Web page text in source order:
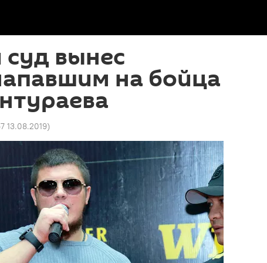
вынес
на бойца
13.08.2019)